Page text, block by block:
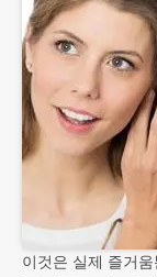
이것은 실제 즐거